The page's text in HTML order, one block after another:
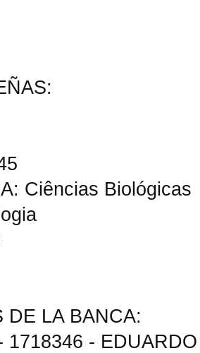
Ciências Biológicas
DE LA BANCA:
1718346 -